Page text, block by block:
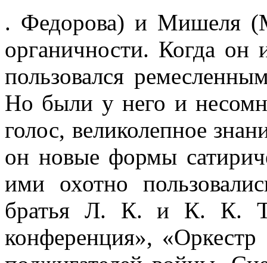
. Федорова) и Мишеля
органичности. Когда он
пользовался
Но были у него и
голос, великолепное
он новые формы
ими охотно
братья Л. К. и К. К.
конференция»,